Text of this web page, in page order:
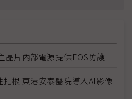
晶片內部電源提供EOS防護
根 東港安泰醫院導入AI影像